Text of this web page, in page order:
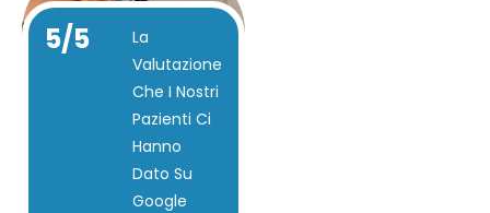
La
Valutazione
Che I Nostri
Pazienti Ci
Hanno
Dato Su
Google
5/5